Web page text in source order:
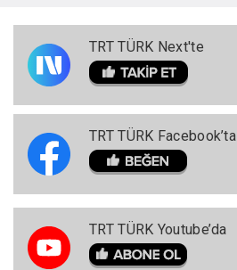
TRT TÜRK Next'te
TRT TÜRK Facebook’ta
TRT TÜRK Youtube’da